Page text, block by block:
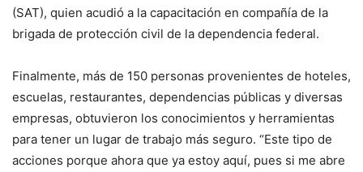
(SAT), quien acudió a la capacitación en compañía de la
brigada de protección civil de la dependencia federal.
Finalmente, más de 150 personas provenientes de hoteles,
escuelas, restaurantes, dependencias públicas y diversas
empresas, obtuvieron los conocimientos y herramientas
para tener un lugar de trabajo más seguro. “Este tipo de
acciones porque ahora que ya estoy aquí, pues si me abre